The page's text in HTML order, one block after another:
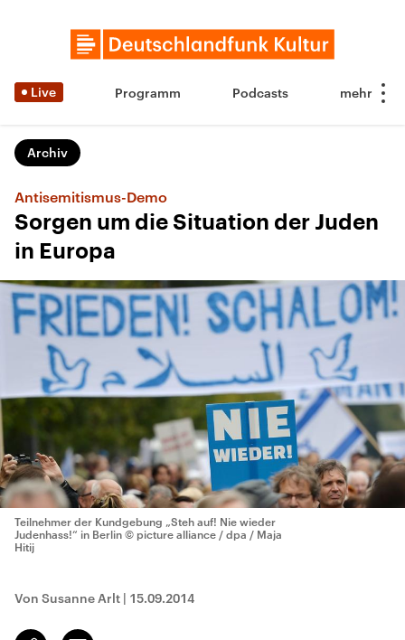
Live Programm Podcasts
Archiv
Antisemitismus-Demo
Sorgen um die Situation der Juden
in Europa
Teilnehmer der Kundgebung „Steh auf! Nie wieder
Judenhass!“ in Berlin © picture alliance / dpa / Maja
Hitij
Von Susanne Arlt | 15.09.2014